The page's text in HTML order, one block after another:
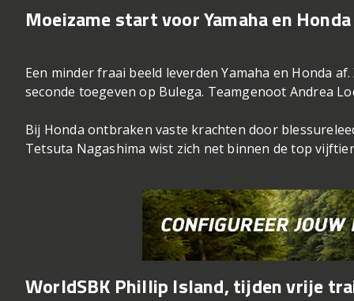
Moeizame start voor Yamaha en Honda
Een minder fraai beeld leverden Yamaha en Honda
seconde toegeven op Bulega. Teamgenoot Andrea
Bij Honda ontbraken vaste krachten door
Tetsuta Nagashima wist zich net binnen de top
WorldSBK Phillip Island, tijden vrije